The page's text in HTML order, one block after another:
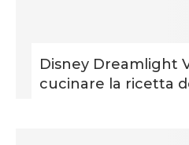
Disney Dreamlight
cucinare la ricetta